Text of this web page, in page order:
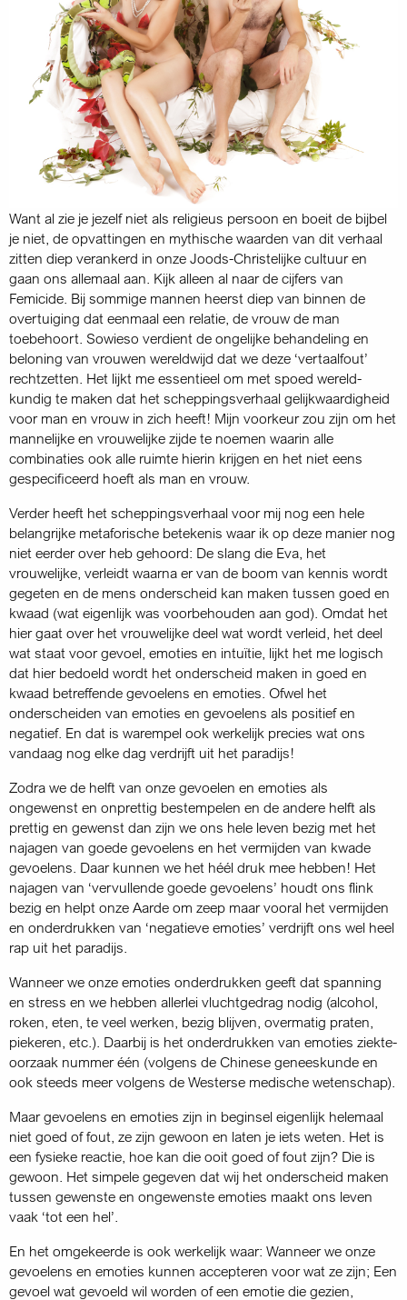
Want al zie je jezelf niet als religieus persoon en boeit de bijbel
je niet, de opvattingen en mythische waarden van dit verhaal
zitten diep verankerd in onze Joods-Christelijke cultuur en
gaan ons allemaal aan. Kijk alleen al naar de cijfers van
Femicide. Bij sommige mannen heerst diep van binnen de
overtuiging dat eenmaal een relatie, de vrouw de man
toebehoort. Sowieso verdient de ongelijke behandeling en
beloning van vrouwen wereldwijd dat we deze ‘vertaal­fout’
rechtzetten. Het lijkt me essentieel om met spoed wereld­
kundig te maken dat het scheppings­verhaal gelijkwaardigheid
voor man en vrouw in zich heeft! Mijn voorkeur zou zijn om het
mannelijke en vrouwelijke zijde te noemen waarin alle
combinaties ook alle ruimte hierin krijgen en het niet eens
gespecificeerd hoeft als man en vrouw.
Verder heeft het scheppings­verhaal voor mij nog een hele
belangrijke metaforische betekenis waar ik op deze manier nog
niet eerder over heb gehoord: De slang die Eva, het
vrouwelijke, verleidt waarna er van de boom van kennis wordt
gegeten en de mens onderscheid kan maken tussen goed en
kwaad (wat eigenlijk was voorbehouden aan god). Omdat het
hier gaat over het vrouwelijke deel wat wordt verleid, het deel
wat staat voor gevoel, emoties en intuïtie, lijkt het me logisch
dat hier bedoeld wordt het onderscheid maken in goed en
kwaad betreffende gevoelens en emoties. Ofwel het
onderscheiden van emoties en gevoelens als positief en
negatief. En dat is warempel ook werkelijk precies wat ons
vandaag nog elke dag verdrijft uit het paradijs!
Zodra we de helft van onze gevoelen en emoties als
ongewenst en onprettig bestempelen en de andere helft als
prettig en gewenst dan zijn we ons hele leven bezig met het
najagen van goede gevoelens en het vermijden van kwade
gevoelens. Daar kunnen we het héél druk mee hebben! Het
najagen van ‘vervullende goede gevoelens’ houdt ons flink
bezig en helpt onze Aarde om zeep maar vooral het vermijden
en onderdrukken van ‘negatieve emoties’ verdrijft ons wel heel
rap uit het paradijs.
Wanneer we onze emoties onderdrukken geeft dat spanning
en stress en we hebben allerlei vlucht­gedrag nodig (alcohol,
roken, eten, te veel werken, bezig blijven, overmatig praten,
piekeren, etc.). Daarbij is het onderdrukken van emoties ziekte­
oorzaak nummer één (volgens de Chinese genees­kunde en
ook steeds meer volgens de Westerse medische wetenschap).
Maar gevoelens en emoties zijn in beginsel eigenlijk helemaal
niet goed of fout, ze zijn gewoon en laten je iets weten. Het is
een fysieke reactie, hoe kan die ooit goed of fout zijn? Die is
gewoon. Het simpele gegeven dat wij het onderscheid maken
tussen gewenste en ongewenste emoties maakt ons leven
vaak ‘tot een hel’.
En het omgekeerde is ook werkelijk waar: Wanneer we onze
gevoelens en emoties kunnen accepteren voor wat ze zijn; Een
gevoel wat gevoeld wil worden of een emotie die gezien,